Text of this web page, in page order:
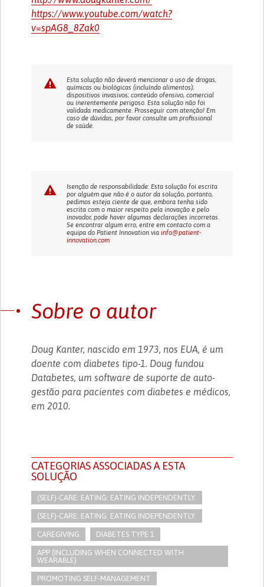
https://www.youtube.com/watch?
v=spAG8_8Zak0
Esta solução não deverá mencionar o uso de drogas,
químicas ou biológicas (incluíndo alimentos);
dispositivos invasivos; conteúdo ofensivo, comercial
ou inerentemente perigoso. Esta solução não foi
validada medicamente. Prosseguir com atenção! Em
caso de dúvidas, por favor consulte um profissional
de saúde.
Isenção de responsabilidade: Esta solução foi escrita
por alguém que não é o autor da solução, portanto,
pedimos esteja ciente de que, embora tenha sido
escrita com o maior respeito pela inovação e pelo
inovador, pode haver algumas declarações incorretas.
Se encontrar algum erro, entre em contacto com a
equipa do Patient Innovation viainfo@patient-
innovation.com
Sobre o autor
Doug Kanter, nascido em 1973, nos EUA, é um
doente com diabetes tipo-1. Doug fundou
Databetes, um software de suporte de auto-
gestão para pacientes com diabetes e médicos,
em 2010.
CATEGORIAS ASSOCIADAS A ESTA
SOLUÇÃO
(SELF)-CARE: EATING: EATING INDEPENDENTLY.
(SELF)-CARE: EATING: EATING INDEPENDENTLY.
CAREGIVING DIABETES TYPE 1
APP (INCLUDING WHEN CONNECTED WITH
WEARABLE)
PROMOTING SELF-MANAGEMENT